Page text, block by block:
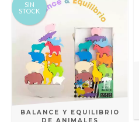
SIN
STOCK
BALANCE Y EQUILIBRIO
DE ANIMALES